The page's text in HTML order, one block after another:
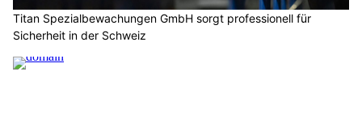
Titan Spezialbewachungen GmbH sorgt professionell für
Sicherheit in der Schweiz